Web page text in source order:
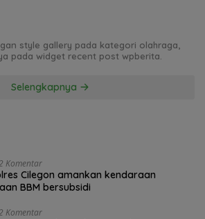
style gallery pada kategori olahraga,
pada widget recent post wpberita.
Selengkapnya
Komentar
Cilegon amankan kendaraan
BBM bersubsidi
Komentar